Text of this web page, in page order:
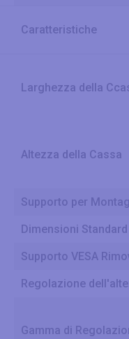
Caratteristiche
Larghezza della
Altezza della Cassa
Supporto per
Dimensioni
Supporto VESA
Regolazione
Gamma di